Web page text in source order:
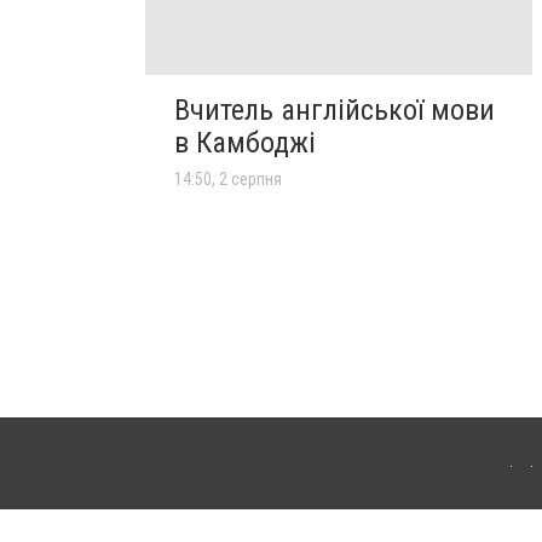
Вчитель англійської мови
в Камбоджі
14:50, 2 серпня